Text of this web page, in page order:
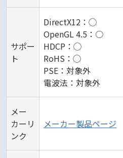
サポー
ト
DirectX12：◯
OpenGL 4.5：○
HDCP：◯
RoHS：◯
PSE：対象外
電波法：対象外
メー
カーリ
ンク
メーカー製品ページ